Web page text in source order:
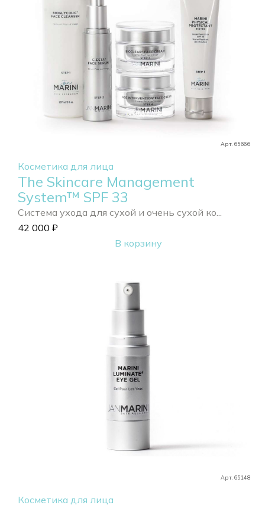
Арт. 65666
Косметика для лица
The Skincare Management
System™ SPF 33
Система ухода для сухой и очень сухой ко...
42 000 ₽
В корзину
Арт. 65148
Косметика для лица